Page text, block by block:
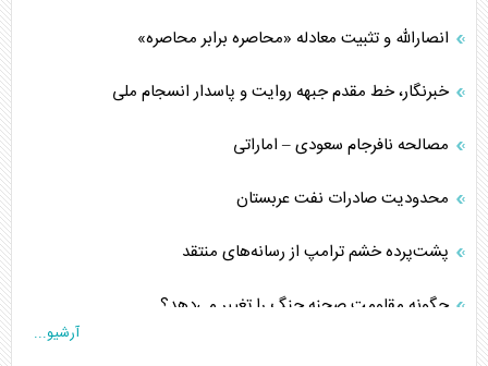
انصارالله و تثبیت معادله «محاصره برابر محاصره»
خبرنگار، خط مقدم جبهه روایت و پاسدار انسجام ملی
مصالحه نافرجام سعودی – اماراتی
محدودیت صادرات نفت عربستان
پشت‌پرده خشم ترامپ از رسانه‌های منتقد
چگونه مقاومت صحنه جنگ را تغییر می‌دهد؟
آرشیو...